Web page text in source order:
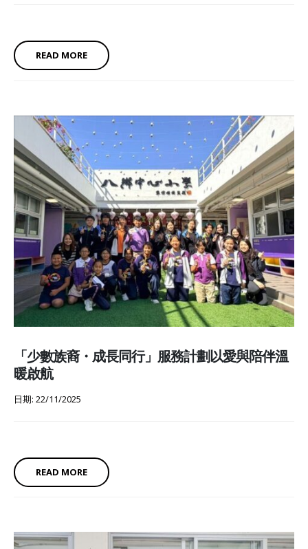
READ MORE
「少數族裔・成長同行」服務計劃以愛與陪伴溫
暖啟航
日期: 22/11/2025
READ MORE